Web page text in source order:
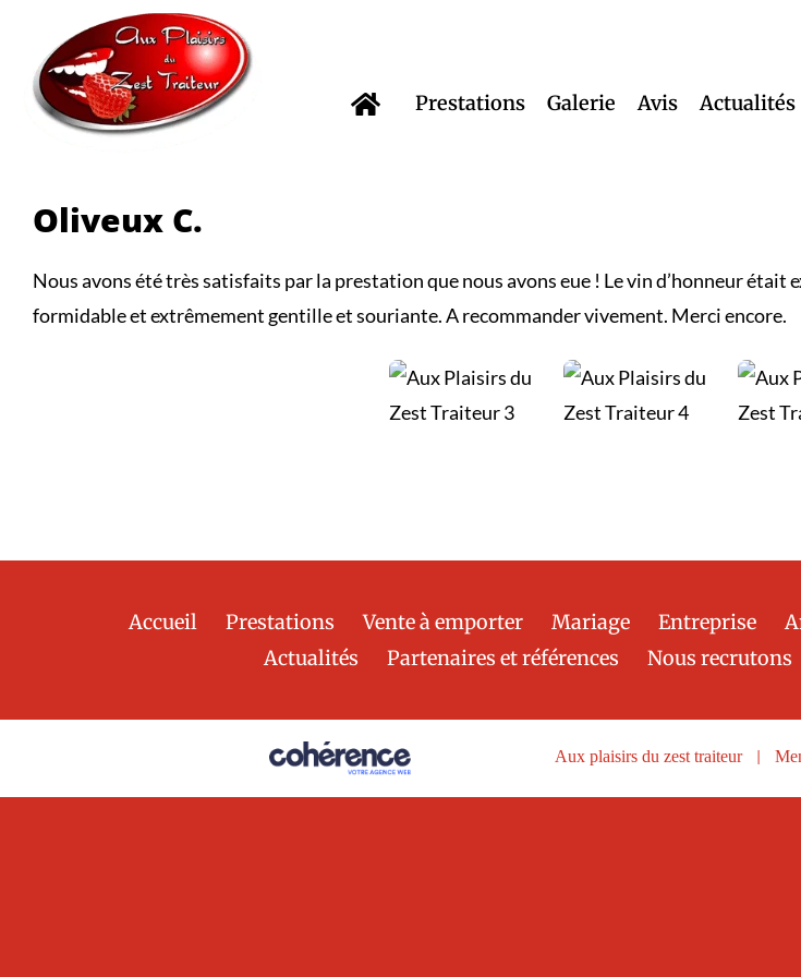
contenu
Prestations Galerie Avis Actualités
Oliveux C.
Nous avons été très satisfaits par la prestation que nous avons eue ! Le vin d’honneur était
formidable et extrêmement gentille et souriante. A recommander vivement. Merci encore.
Accueil Prestations Vente à emporter Mariage Entreprise
Actualités
Partenaires et références Nous recrutons
Aux plaisirs du zest traiteur |